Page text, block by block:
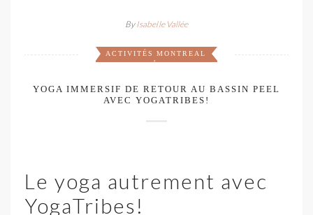
ByIsabelle Vallée
ACTIVITÉS MONTREAL
YOGA IMMERSIF DE RETOUR AU BASSIN PEEL
AVEC YOGATRIBES!
Le yoga autrement avec
YogaTribes!